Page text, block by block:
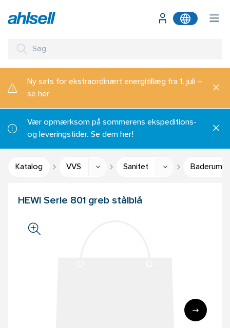
Ny sats for ekstraordinært energitillæg fra 1. juli –
se her
Vær opmærksom på sommerens ekspeditions-
og leveringstider. Se dem her!
Katalog VVS Sanitet
HEWI Serie 801 greb stålblå